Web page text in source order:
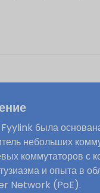
была
небольших
коммутаторов с
и опыта в
Network (PoE).